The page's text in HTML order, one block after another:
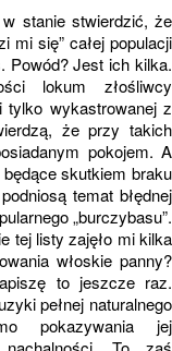
stanie stwierdzić, że
mi się” całej populacji
Powód? Jest ich kilka.
lokum złośliwcy
tylko wykastrowanej z
że przy takich
pokojem. A
skutkiem braku
temat błędnej
„burczybasu”.
tej listy zajęło mi kilka
włoskie panny?
to jeszcze raz.
pełnej naturalnego
pokazywania jej